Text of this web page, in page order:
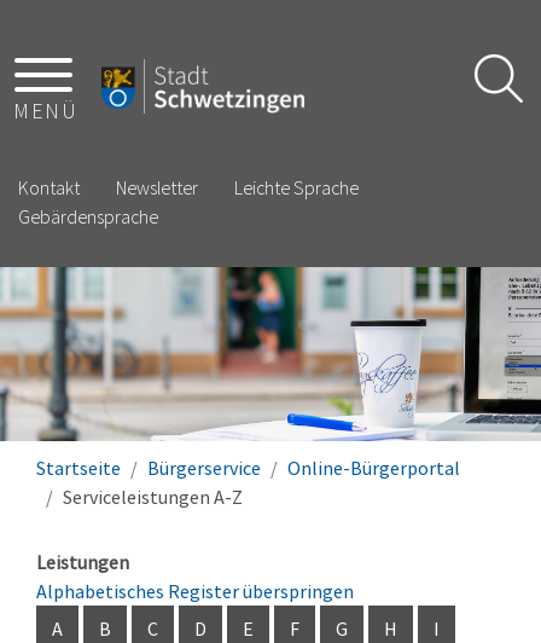
MENÜ
Kontakt Newsletter
Leichte Sprache
Gebärdensprache
Startseite Bürgerservice
Online-Bürgerportal
Serviceleistungen A-Z
Leistungen
Alphabetisches Register überspringen
A
B C D E F G H I